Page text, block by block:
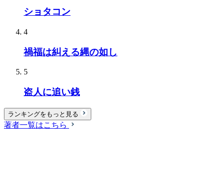
ショタコン
4
禍福は糾える縄の如し
5
盗人に追い銭
ランキングをもっと見る
著者一覧はこちら